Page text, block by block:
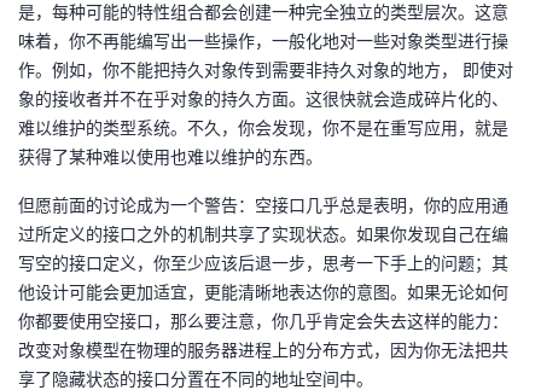
是，每种可能的特性组合都会创建一种完全独立的类型层次。这意
味着，你不再能编写出一些操作，一般化地对一些对象类型进行操
作。例如，你不能把持久对象传到需要非持久对象的地方， 即使对
象的接收者并不在乎对象的持久方面。这很快就会造成碎片化的、
难以维护的类型系统。不久，你会发现，你不是在重写应用，就是
获得了某种难以使用也难以维护的东西。
但愿前面的讨论成为一个警告：空接口几乎总是表明，你的应用通
过所定义的接口之外的机制共享了实现状态。如果你发现自己在编
写空的接口定义，你至少应该后退一步，思考一下手上的问题；其
他设计可能会更加适宜，更能清晰地表达你的意图。如果无论如何
你都要使用空接口，那么要注意，你几乎肯定会失去这样的能力：
改变对象模型在物理的服务器进程上的分布方式，因为你无法把共
享了隐藏状态的接口分置在不同的地址空间中。